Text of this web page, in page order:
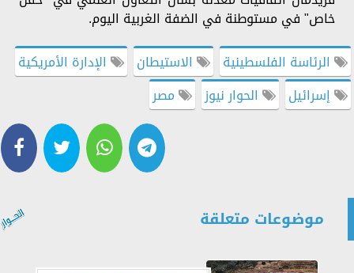
خاص" في مستوطنة في الضفة الغربية اليوم.
الرئاسة الفلسطينية
الاستيطان
الإدارة الأمريكية
إسرائيل
الحوار نيوز مصر
موضوعات متعلقة